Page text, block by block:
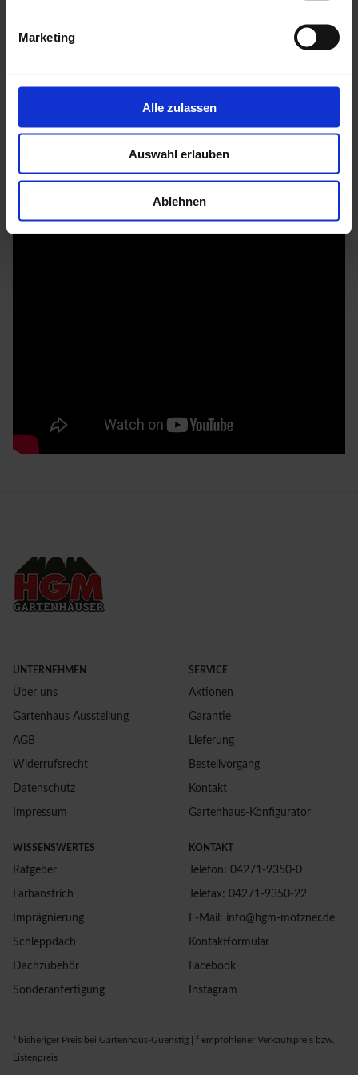
Marketing
Alle zulassen
Auswahl erlauben
Ablehnen
pulverbeschichtet: Dank ihrer Oberflächenbehandlung sind
geschützt.
Mehr zu HGM Gartenhäuser
UNTERNEHMEN
Über uns
Gartenhaus Ausstellung
AGB
Widerrufsrecht
Datenschutz
Impressum
SERVICE
Aktionen
Garantie
Lieferung
Bestellvorgang
Kontakt
Gartenhaus-Konfigurator
WISSENSWERTES
Ratgeber
Farbanstrich
Imprägnierung
Schleppdach
Dachzubehör
Sonderanfertigung
KONTAKT
Telefon: 04271-9350-0
Telefax: 04271-9350-22
E-Mail: info@hgm-motzner.de
Kontaktformular
Facebook
Instagram
¹ bisheriger Preis bei Gartenhaus-Guenstig | ² empfohlener Verkaufspreis bzw.
Listenpreis